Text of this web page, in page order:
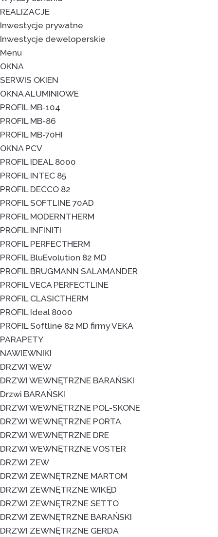
REALIZACJE
Inwestycje prywatne
Inwestycje deweloperskie
Menu
OKNA
SERWIS OKIEN
OKNA ALUMINIOWE
PROFIL MB-104
PROFIL MB-86
PROFIL MB-70HI
OKNA PCV
PROFIL IDEAL 8000
PROFIL INTEC 85
PROFIL DECCO 82
PROFIL SOFTLINE 70AD
PROFIL MODERNTHERM
PROFIL INFINITI
PROFIL PERFECTHERM
PROFIL BluEvolution 82 MD
PROFIL BRUGMANN SALAMANDER
PROFIL VECA PERFECTLINE
PROFIL CLASICTHERM
PROFIL Ideal 8000
PROFIL Softline 82 MD firmy VEKA
PARAPETY
NAWIEWNIKI
DRZWI WEW
DRZWI WEWNĘTRZNE BARAŃSKI
Drzwi BARAŃSKI
DRZWI WEWNĘTRZNE POL-SKONE
DRZWI WEWNĘTRZNE PORTA
DRZWI WEWNĘTRZNE DRE
DRZWI WEWNĘTRZNE VOSTER
DRZWI ZEW
DRZWI ZEWNĘTRZNE MARTOM
DRZWI ZEWNĘTRZNE WIKĘD
DRZWI ZEWNĘTRZNE SETTO
DRZWI ZEWNĘTRZNE BARAŃSKI
DRZWI ZEWNĘTRZNE GERDA